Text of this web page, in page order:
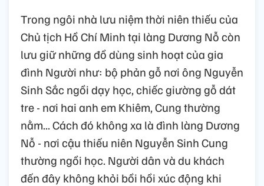
Trong ngôi nhà lưu niệm thời niên thiếu của
Chủ tịch Hồ Chí Minh tại làng Dương Nỗ còn
lưu giữ những đồ dùng sinh hoạt của gia
đình Người như: bộ phản gỗ nơi ông Nguyễn
Sinh Sắc ngồi dạy học, chiếc giường gỗ dát
tre - nơi hai anh em Khiêm, Cung thường
nằm... Cách đó không xa là đình làng Dương
Nỗ - nơi cậu thiếu niên Nguyễn Sinh Cung
thường ngồi học. Người dân và du khách
đến đây không khỏi bồi hồi xúc động khi